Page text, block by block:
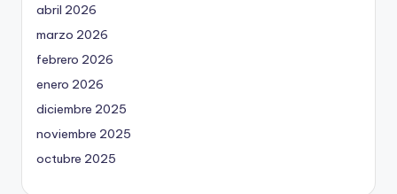
abril 2026
marzo 2026
febrero 2026
enero 2026
diciembre 2025
noviembre 2025
octubre 2025